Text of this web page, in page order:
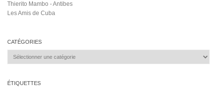
Thierito Mambo - Antibes
Les Amis de Cuba
CATÉGORIES
Catégories
ÉTIQUETTES